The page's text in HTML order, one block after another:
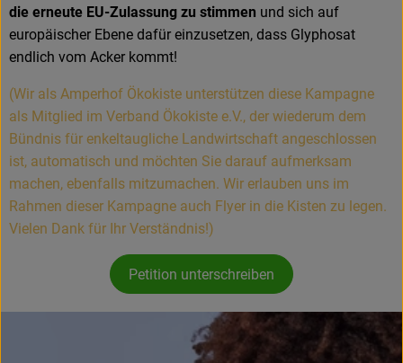
Über uns
die erneute EU-Zulassung zu stimmen und sich auf
europäischer Ebene dafür einzusetzen, dass Glyphosat
endlich vom Acker kommt!
(Wir als Amperhof Ökokiste unterstützen diese Kampagne
als Mitglied im Verband Ökokiste e.V., der wiederum dem
Bündnis für enkeltaugliche Landwirtschaft angeschlossen
ist, automatisch und möchten Sie darauf aufmerksam
machen, ebenfalls mitzumachen. Wir erlauben uns im
Rahmen dieser Kampagne auch Flyer in die Kisten zu legen.
Vielen Dank für Ihr Verständnis!)
Petition unterschreiben